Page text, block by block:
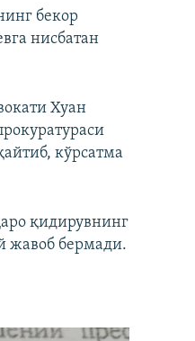
бекор
нисбатан
Хуан
кўрсатма
қидирувнинг
жавоб бермади.